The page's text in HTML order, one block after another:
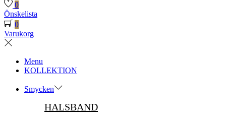
0
Önskelista
0
Varukorg
Menu
KOLLEKTION
Smycken
HALSBAND